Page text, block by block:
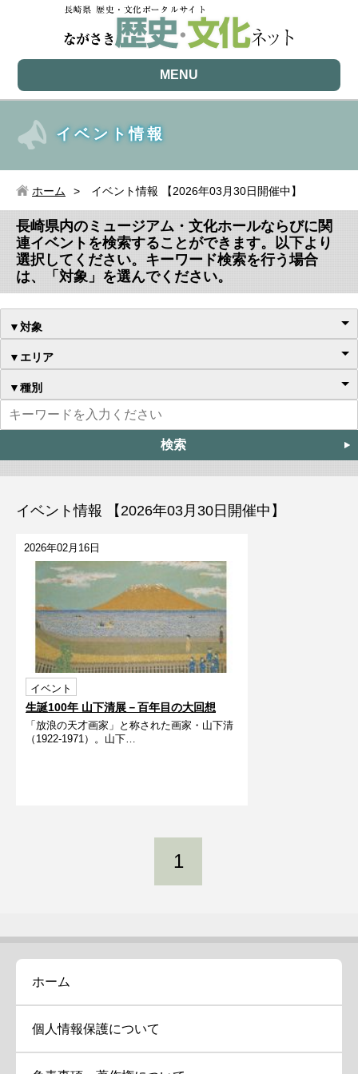
MENU
イベント情報
ホーム イベント情報 【2026年03月30日開催中】
長崎県内のミュージアム・文化ホールならびに関
連イベントを検索することができます。以下より
選択してください。キーワード検索を行う場合
は、「対象」を選んでください。
▼対象
▼エリア
▼種別
イベント情報 【2026年03月30日開催中】
2026年02月16日
イベント
生誕100年 山下清展－百年目の大回想
「放浪の天才画家」と称された画家・山下清
（1922-1971）。山下…
1
ホーム
個人情報保護について